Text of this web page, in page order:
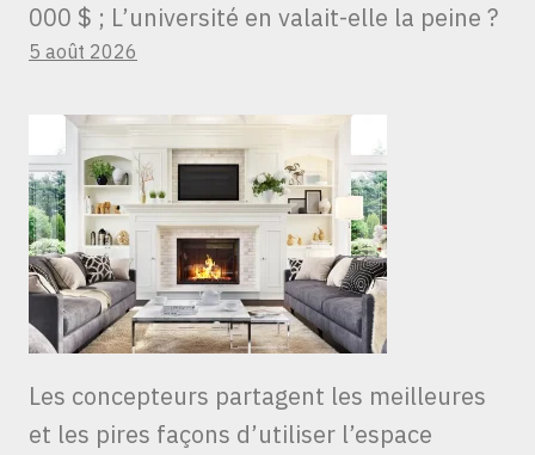
000 $ ; L’université en valait-elle la peine ?
5 août 2026
Les concepteurs partagent les meilleures
et les pires façons d’utiliser l’espace